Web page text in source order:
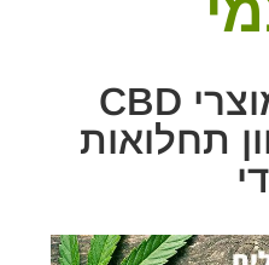
מוצרי cbd – מוצרי CBD
תחלואות